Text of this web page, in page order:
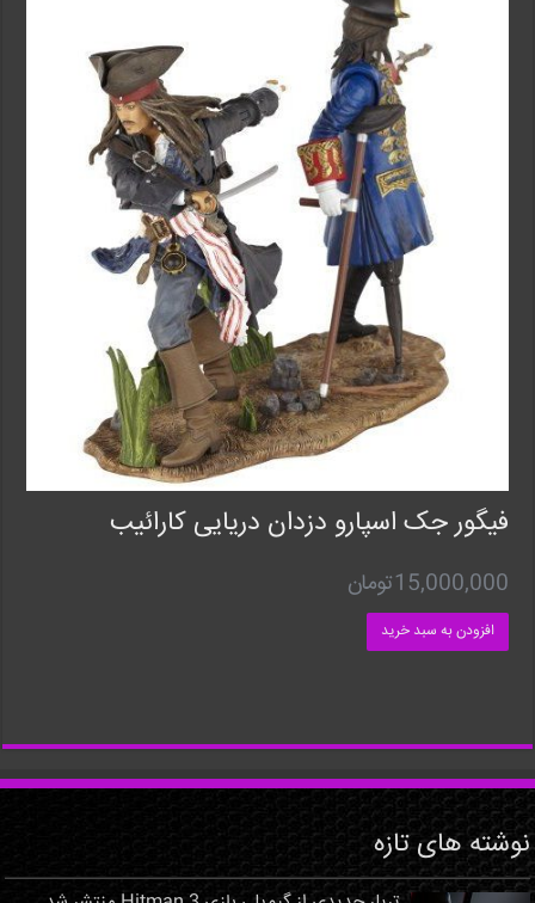
فیگور جک اسپارو دزدان دریایی کارائیب
15,000,000تومان
افزودن به سبد خرید
نوشته های تازه